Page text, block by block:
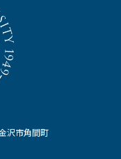
沢市角間町